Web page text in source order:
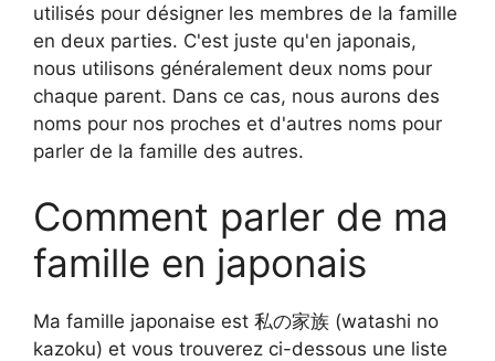
utilisés pour désigner les membres de la famille
en deux parties. C'est juste qu'en japonais,
nous utilisons généralement deux noms pour
chaque parent. Dans ce cas, nous aurons des
noms pour nos proches et d'autres noms pour
parler de la famille des autres.
Comment parler de ma
famille en japonais
Ma famille japonaise est 私の家族 (watashi no
kazoku) et vous trouverez ci-dessous une liste